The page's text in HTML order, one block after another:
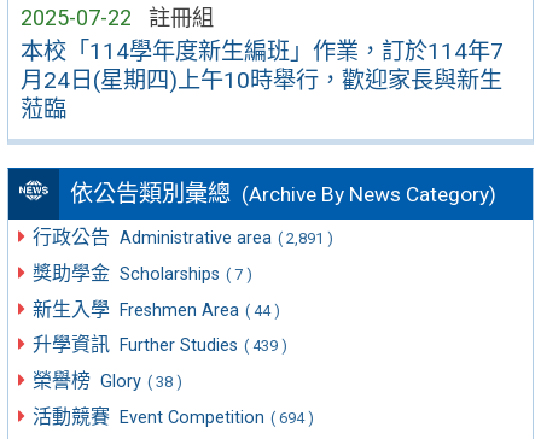
2025-07-22 註冊組
本校「114學年度新生編班」作業，訂於114年7
月24日(星期四)上午10時舉行，歡迎家長與新生
蒞臨
依公告類別彙總 (Archive By News Category)
行政公告 Administrative area ( 2,891 )
獎助學金 Scholarships ( 7 )
新生入學 Freshmen Area ( 44 )
升學資訊 Further Studies ( 439 )
榮譽榜 Glory ( 38 )
活動競賽 Event Competition ( 694 )